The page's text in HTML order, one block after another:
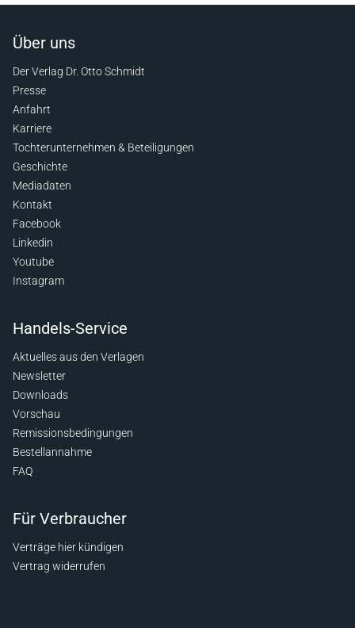
Über uns
Der Verlag Dr. Otto Schmidt
Presse
Anfahrt
Karriere
Tochterunternehmen & Beteiligungen
Geschichte
Mediadaten
Kontakt
Facebook
Linkedin
Youtube
Instagram
Handels-Service
Aktuelles aus den Verlagen
Newsletter
Downloads
Vorschau
Remissionsbedingungen
Bestellannahme
FAQ
Für Verbraucher
Verträge hier kündigen
Vertrag widerrufen